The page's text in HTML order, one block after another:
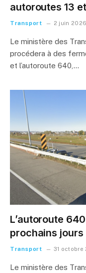
autoroutes 13
Transport 2 juin 2026
Le ministère des
procédera à des
et l’autoroute 640,…
L’autoroute
prochains jours
Transport 31 octobre
Le ministère des